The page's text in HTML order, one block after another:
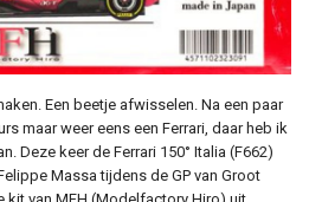
Een beetje afwisselen. Na een paar
maar weer eens een Ferrari, daar heb ik
Deze keer de Ferrari 150° Italia (F662)
Massa tijdens de GP van Groot